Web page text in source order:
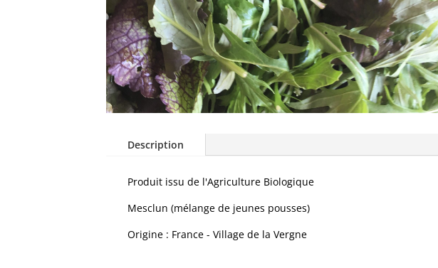
Description
Produit issu de l'Agriculture Biologique
Mesclun (mélange de jeunes pousses)
Origine : France - Village de la Vergne